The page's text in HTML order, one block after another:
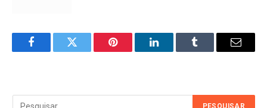
FacebookTwitter Pinterest LinkedInTumblr Email